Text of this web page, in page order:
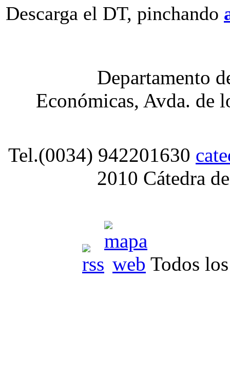
Descarga el DT, pinchando
Departamento
Económicas, Avda. de
Tel.(0034) 942201630
2010 Cátedra
Todos